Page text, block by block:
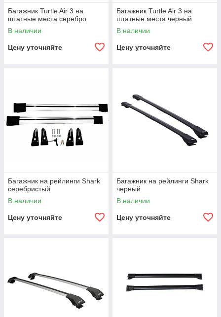
Багажник Turtle Air 3 на
штатные места cеребро
В наличии
Цену уточняйте
Багажник Turtle Air 3 на
штатные места черный
В наличии
Цену уточняйте
Багажник на рейлинги Shark
серебристый
В наличии
Цену уточняйте
Багажник на рейлинги Shark
черный
В наличии
Цену уточняйте